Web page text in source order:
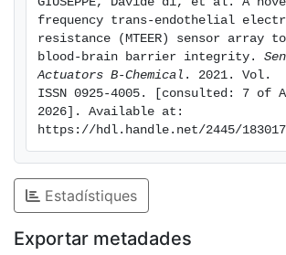
frequency trans-endothelial
resistance (MTEER) sensor array
blood-brain barrier integrity.
Actuators B-Chemical . 2021. Vol.
ISSN 0925-4005. [consulted: 7 of
2026]. Available at:
https://hdl.handle.net/2445/183017
Estadístiques
Exportar metadades